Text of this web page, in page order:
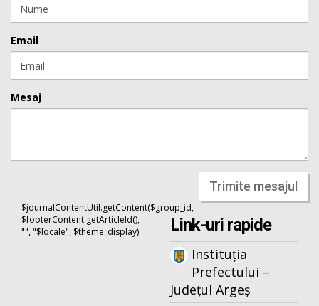
Email
Mesaj
Trimite mesajul
$journalContentUtil.getContent($group_id,
$footerContent.getArticleId(),
"", "$locale", $theme_display)
Link-uri rapide
Instituția
Prefectului –
Județul Argeș